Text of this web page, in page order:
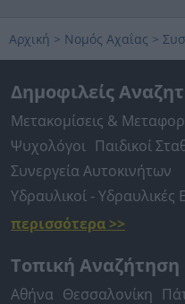
Αρχική > Νομός Αχαΐας >
Δημοφιλείς
Μετακομίσεις &
Ψυχολόγοι Παιδικοί
Συνεργεία Αυτοκινήτων
Υδραυλικοί - Υδραυλικές
περισσότερα >>
Τοπική Αναζήτηση
Αθήνα Θεσσαλονίκη